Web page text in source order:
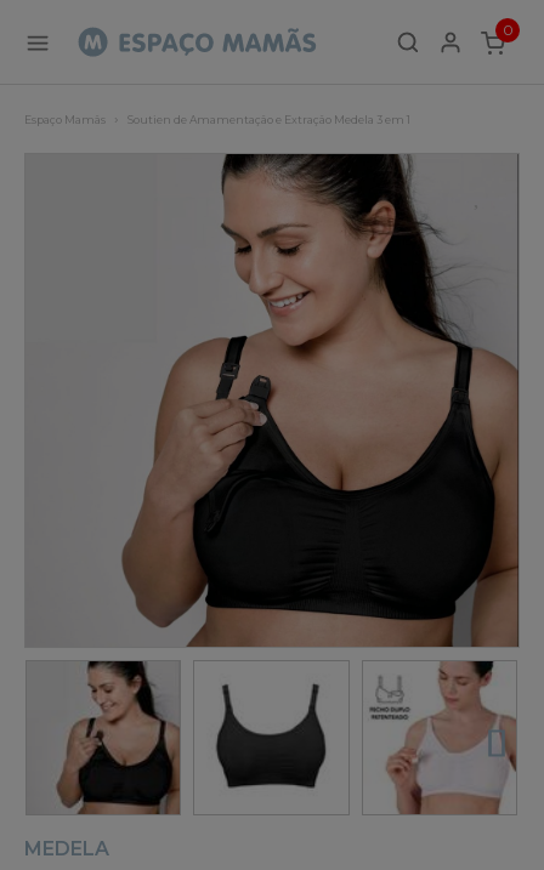
0
ITEMS
Espaço Mamãs Soutien de Amamentação e Extração Medela 3 em 1
MEDELA